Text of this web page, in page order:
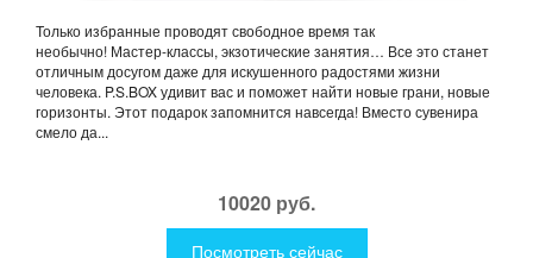
Только избранные проводят свободное время так
необычно! Мастер-классы, экзотические занятия… Все это станет
отличным досугом даже для искушенного радостями жизни
человека. P.S.BOX удивит вас и поможет найти новые грани, новые
горизонты. Этот подарок запомнится навсегда! Вместо сувенира
смело да...
10020 руб.
Посмотреть сейчас